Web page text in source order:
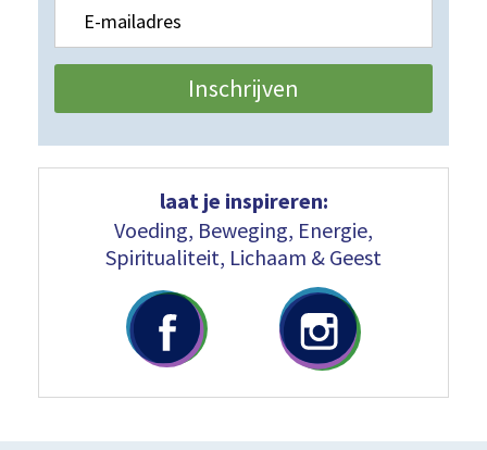
mailadres
*
Inschrijven
laat je inspireren:
Voeding, Beweging, Energie,
Spiritualiteit, Lichaam & Geest